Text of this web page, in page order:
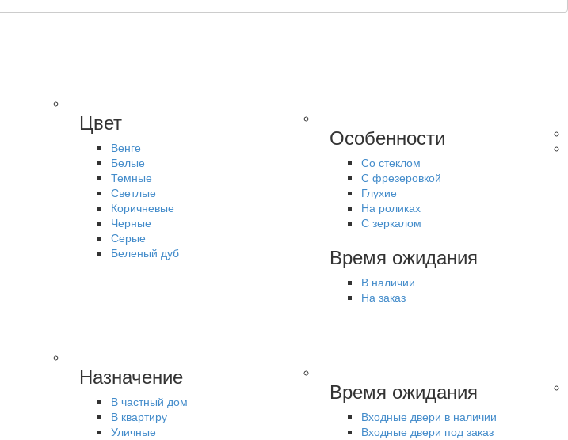
Цвет
Венге
Белые
Темные
Светлые
Коричневые
Черные
Серые
Беленый дуб
Особенности
Со стеклом
С фрезеровкой
Глухие
На роликах
С зеркалом
Время ожидания
В наличии
На заказ
Назначение
В частный дом
В квартиру
Уличные
Время ожидания
Входные двери в наличии
Входные двери под заказ